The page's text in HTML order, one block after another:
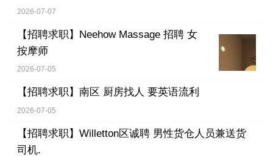
2026-07-07
【招聘求职】 Neehow Massage 招聘 女
按摩师
2026-07-05
【招聘求职】 南区 厨房找人 要英语流利
2026-07-05
【招聘求职】 Willetton区诚聘 男性货仓人员兼送货
司机.